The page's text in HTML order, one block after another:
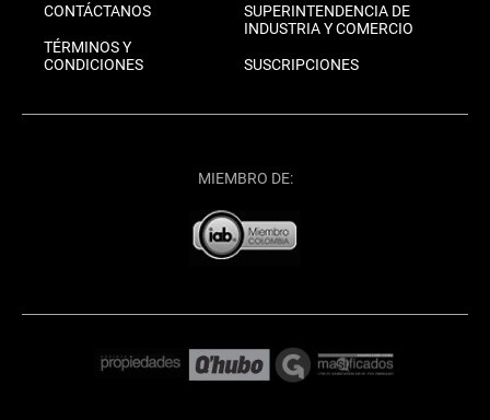
CONTÁCTANOS
TÉRMINOS Y
CONDICIONES
SUPERINTENDENCIA DE
INDUSTRIA Y COMERCIO
SUSCRIPCIONES
MIEMBRO DE: